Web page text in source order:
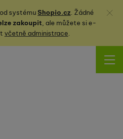
systémuShopio.cz. Žádné
zakoupit, ale můžete sie-
včetně administrace.
Zavřít